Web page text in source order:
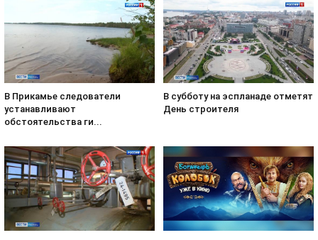
В Прикамье следователи
устанавливают
обстоятельства ги...
В субботу на эспланаде отметят
День строителя